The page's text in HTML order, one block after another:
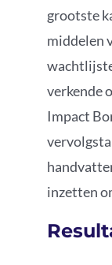
grootste
middelen
verkende
Impact
inzetten